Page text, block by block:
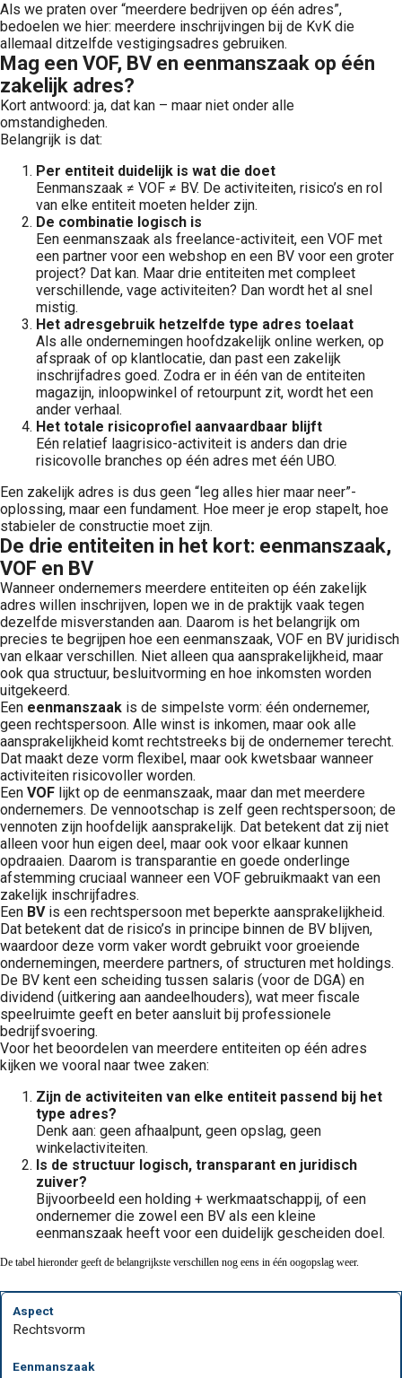
Als we praten over “meerdere bedrijven op één adres”,
bedoelen we hier: meerdere inschrijvingen bij de KvK die
allemaal ditzelfde vestigingsadres gebruiken.
Mag een VOF, BV en eenmanszaak op één
zakelijk adres?
Kort antwoord: ja, dat kan – maar niet onder alle
omstandigheden.
Belangrijk is dat:
Per entiteit duidelijk is wat die doet
Eenmanszaak ≠ VOF ≠ BV. De activiteiten, risico’s en rol
van elke entiteit moeten helder zijn.
De combinatie logisch is
Een eenmanszaak als freelance-activiteit, een VOF met
een partner voor een webshop en een BV voor een groter
project? Dat kan. Maar drie entiteiten met compleet
verschillende, vage activiteiten? Dan wordt het al snel
mistig.
Het adresgebruik hetzelfde type adres toelaat
Als alle ondernemingen hoofdzakelijk online werken, op
afspraak of op klantlocatie, dan past een zakelijk
inschrijfadres goed. Zodra er in één van de entiteiten
magazijn, inloopwinkel of retourpunt zit, wordt het een
ander verhaal.
Het totale risicoprofiel aanvaardbaar blijft
Eén relatief laagrisico-activiteit is anders dan drie
risicovolle branches op één adres met één UBO.
Een zakelijk adres is dus geen “leg alles hier maar neer”-
oplossing, maar een fundament. Hoe meer je erop stapelt, hoe
stabieler de constructie moet zijn.
De drie entiteiten in het kort: eenmanszaak,
VOF en BV
Wanneer ondernemers meerdere entiteiten op één zakelijk
adres willen inschrijven, lopen we in de praktijk vaak tegen
dezelfde misverstanden aan. Daarom is het belangrijk om
precies te begrijpen hoe een eenmanszaak, VOF en BV juridisch
van elkaar verschillen. Niet alleen qua aansprakelijkheid, maar
ook qua structuur, besluitvorming en hoe inkomsten worden
uitgekeerd.
Een eenmanszaak is de simpelste vorm: één ondernemer,
geen rechtspersoon. Alle winst is inkomen, maar ook alle
aansprakelijkheid komt rechtstreeks bij de ondernemer terecht.
Dat maakt deze vorm flexibel, maar ook kwetsbaar wanneer
activiteiten risicovoller worden.
Een VOF lijkt op de eenmanszaak, maar dan met meerdere
ondernemers. De vennootschap is zelf geen rechtspersoon; de
vennoten zijn hoofdelijk aansprakelijk. Dat betekent dat zij niet
alleen voor hun eigen deel, maar ook voor elkaar kunnen
opdraaien. Daarom is transparantie en goede onderlinge
afstemming cruciaal wanneer een VOF gebruikmaakt van een
zakelijk inschrijfadres.
Een BVis een rechtspersoon met beperkte aansprakelijkheid.
Dat betekent dat de risico’s in principe binnen de BV blijven,
waardoor deze vorm vaker wordt gebruikt voor groeiende
ondernemingen, meerdere partners, of structuren met holdings.
De BV kent een scheiding tussen salaris (voor de DGA) en
dividend (uitkering aan aandeelhouders), wat meer fiscale
speelruimte geeft en beter aansluit bij professionele
bedrijfsvoering.
Voor het beoordelen van meerdere entiteiten op één adres
kijken we vooral naar twee zaken:
Zijn de activiteiten van elke entiteit passend bij het
type adres?
Denk aan: geen afhaalpunt, geen opslag, geen
winkelactiviteiten.
Is de structuur logisch, transparant en juridisch
zuiver?
Bijvoorbeeld een holding + werkmaatschappij, of een
ondernemer die zowel een BV als een kleine
eenmanszaak heeft voor een duidelijk gescheiden doel.
De tabel hieronder geeft de belangrijkste verschillen nog eens in één oogopslag weer.
Rechtsvorm